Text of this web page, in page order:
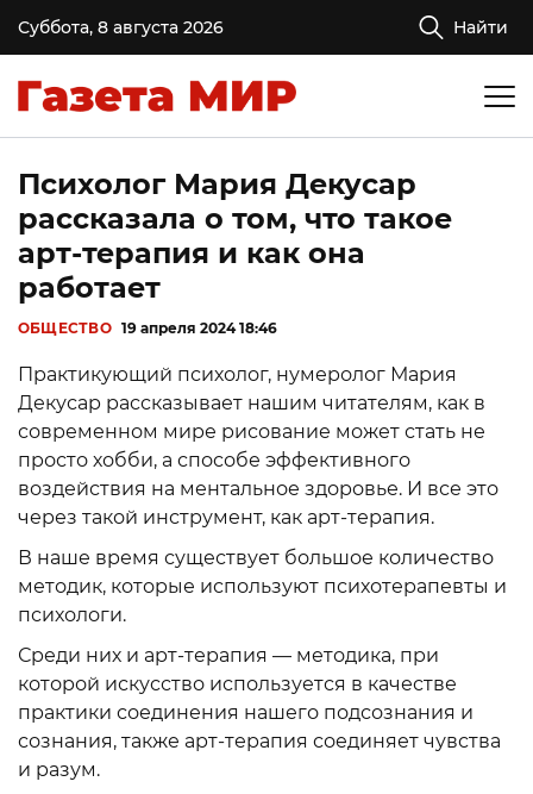
Суббота, 8 августа 2026 Найти
Психолог Мария Декусар
рассказала о том, что такое
арт-терапия и как она
работает
ОБЩЕСТВО 19 апреля 2024 18:46
Практикующий психолог, нумеролог Мария
Декусар рассказывает нашим читателям, как в
современном мире рисование может стать не
просто хобби, а способе эффективного
воздействия на ментальное здоровье. И все это
через такой инструмент, как арт-терапия.
В наше время существует большое количество
методик, которые используют психотерапевты и
психологи.
Среди них и арт-терапия — методика, при
которой искусство используется в качестве
практики соединения нашего подсознания и
сознания, также арт-терапия соединяет чувства
и разум.